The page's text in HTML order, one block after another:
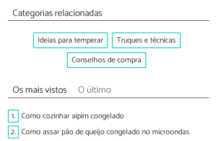
Categorias relacionadas
Ideias para temperar
Truques e técnicas
Conselhos de compra
Os mais vistos O último
1. Como cozinhar aipim congelado
2. Como assar pão de queijo congelado no microondas